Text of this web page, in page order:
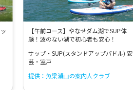
【午前コース】やなせダム湖でSUP体
験！波のない湖で初心者も安心！
サップ・SUP(スタンドアップパドル) 安
芸・室戸
提供：魚梁瀬山の案内人クラブ